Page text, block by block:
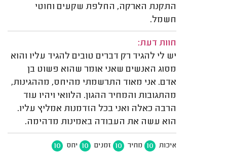
התקנת הארקה, החלפת שקעים וחוטי
חשמל.
חוות דעת:
יש לי להגיד רק דברים טובים להגיד עליו והוא
מסוג האנשים שאני אומר שהוא פשוט בן
אדם. אני מאוד התרשמתי מהיחס, מההגינות,
מהתגובות והמחיר ההגון. הלוואי ויהיו עוד
הרבה כאלה ואני בכל הזדמנות אמליץ עליו.
הוא עשה את העבודה באמינות מדהימה.
איכות 10 מחיר 10 זמנים 10 יחס 10